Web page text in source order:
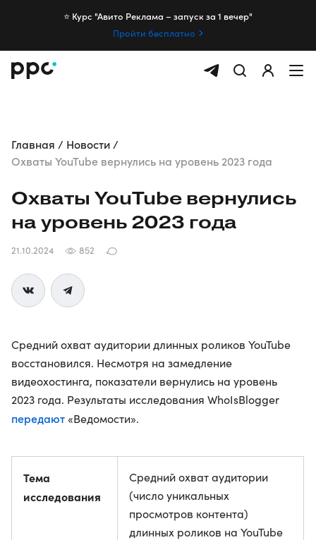
⭐️ Курс "Авито Реклама – запуск за 1 вечер"
Пройти бесплатно
Главная
Новости
Охваты YouTube вернулись на уровень 2023 года
Охваты YouTube вернулись
на уровень 2023 года
21.10.2024 852
Средний охват аудитории длинных роликов YouTube
восстановился. Несмотря на замедление
видеохостинга, показатели вернулись на уровень
2023 года. Результаты исследования WhoIsBlogger
передают «Ведомости».
Тема
исследования
Средний охват аудитории
(число уникальных
просмотров контента)
длинных роликов на YouTube